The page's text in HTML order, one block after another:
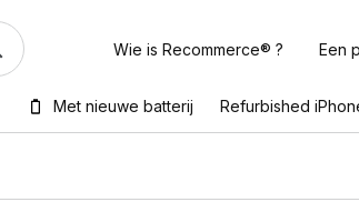
Wie is Recommerce® ? Een
Met nieuwe batterij Refurbished